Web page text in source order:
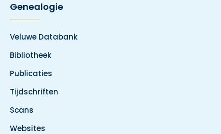
Genealogie
Veluwe Databank
Bibliotheek
Publicaties
Tijdschriften
Scans
Websites